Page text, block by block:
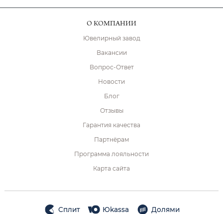
О КОМПАНИИ
Ювелирный завод
Вакансии
Вопрос-Ответ
Новости
Блог
Отзывы
Гарантия качества
Партнёрам
Программа лояльности
Карта сайта
Сплит Юkassa Долями